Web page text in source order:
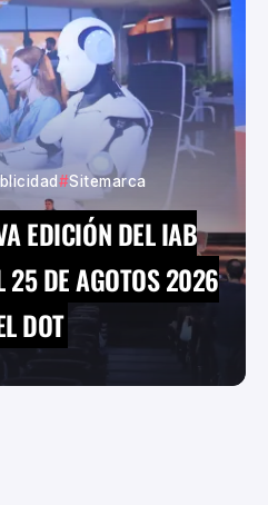
Sitemarca
EDICIÓN DEL IAB
25 DE AGOTOS 2026
DOT